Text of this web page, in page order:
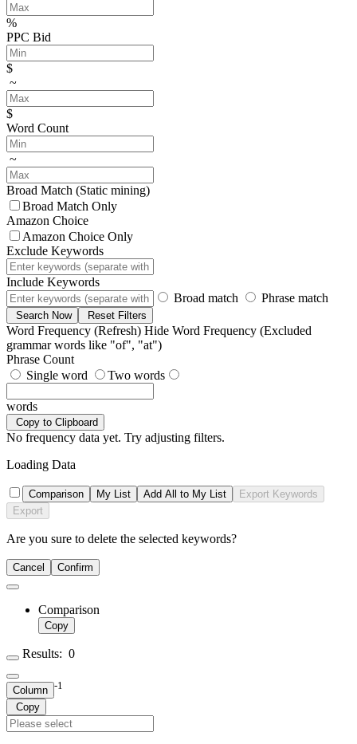
%
PPC Bid
$
~
$
Word Count
~
Broad Match (Static mining)
Broad Match Only
Amazon Choice
Amazon Choice Only
Exclude Keywords
Include Keywords
Broad match
Phrase match
Search Now Reset Filters
Word Frequency (Refresh) Hide Word Frequency (Excluded
grammar words like "of", "at")
Phrase Count
Single word
Two words
words
Copy to Clipboard
No frequency data yet. Try adjusting filters.
Loading Data
Comparison My List Add All to My List
Export Keywords
Export
Are you sure to delete the selected keywords?
Cancel Confirm
Comparison
Copy
Results: 0
Column -1
Copy